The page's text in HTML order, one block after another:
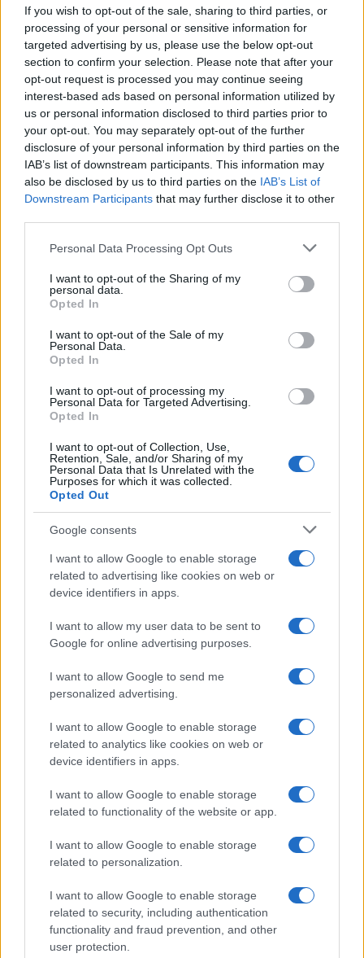
If you wish to opt-out of the sale, sharing to third parties, or
processing of your personal or sensitive information for
targeted advertising by us, please use the below opt-out
section to confirm your selection. Please note that after your
opt-out request is processed you may continue seeing
interest-based ads based on personal information utilized by
us or personal information disclosed to third parties prior to
your opt-out. You may separately opt-out of the further
disclosure of your personal information by third parties on the
IAB’s list of downstream participants. This information may
also be disclosed by us to third parties on the IAB’s List of
Downstream Participants that may further disclose it to other
Please note that this website/app uses one or more Google
not limited to your visit or usage behaviour. You may click to
grant or deny consent to Google and its third-party tags to
use your data for below specified purposes in below Google
consent section.
Personal Data Processing Opt Outs
I want to opt-out of the Sharing of my
personal data.
Opted In
I want to opt-out of the Sale of my
Personal Data.
Opted In
I want to opt-out of processing my
Personal Data for Targeted Advertising.
Opted In
I want to opt-out of Collection, Use,
Retention, Sale, and/or Sharing of my
Personal Data that Is Unrelated with the
Purposes for which it was collected.
Opted Out
Google consents
I want to allow Google to enable storage
related to advertising like cookies on web or
device identifiers in apps.
I want to allow my user data to be sent to
Google for online advertising purposes.
I want to allow Google to send me
personalized advertising.
I want to allow Google to enable storage
related to analytics like cookies on web or
device identifiers in apps.
I want to allow Google to enable storage
related to functionality of the website or app.
I want to allow Google to enable storage
related to personalization.
I want to allow Google to enable storage
related to security, including authentication
functionality and fraud prevention, and other
user protection.
Notizie in tempo reale?
Entra nel canale telegram di
GalluraOggi.it
Ricevi le nostre ultime news
daGoogle News
Condividi l'articolo
F
a
ce
b
o
o
k
w
it
te
r
n
re
h
s
p
p
h
re
Prossimo articolo
NOTIZIE RECENTI
Incendio nella notte a Olbia, a fuoco due furgoni
A fuoco un deposito con bombole, intervento dei
vigili del fuoco a Rudalza
Ristorante distrutto dalle fiamme a La
Maddalena, incendio a Monti d’à rena
Le previsioni meteo per il weekend a Olbia e in
Gallura
Michelle Hunziker in Gallura, bella anche dal
vivo: un amico vip svela come fa
Calangianus, dopo le polemiche il centro
Olbia, divieto di sosta contro spaccio e degrado:
esplode la protesta